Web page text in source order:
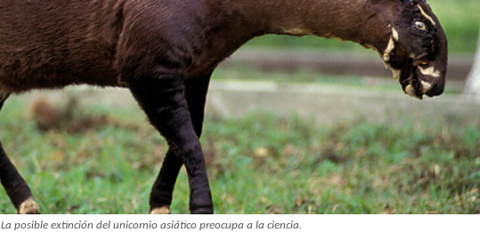
La posible extinción del unicornio asiático preocupa a la ciencia.